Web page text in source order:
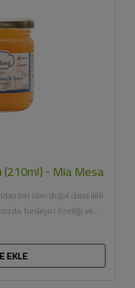
(210ml) - Mia Mesa
biri olan doğal dana ilikli
besleyici özelliği ve
EKLE